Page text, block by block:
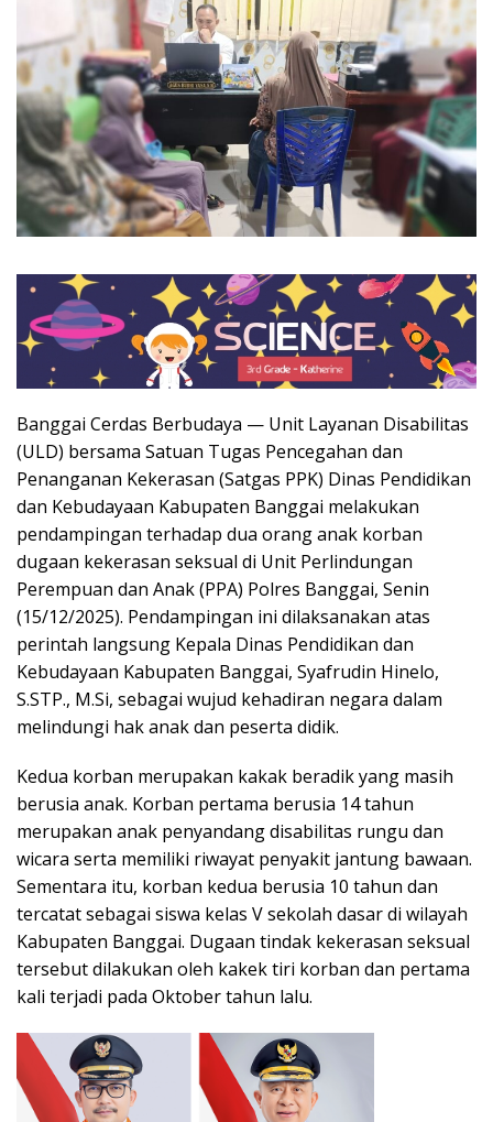
Banggai Cerdas Berbudaya — Unit Layanan Disabilitas
(ULD) bersama Satuan Tugas Pencegahan dan
Penanganan Kekerasan (Satgas PPK) Dinas Pendidikan
dan Kebudayaan Kabupaten Banggai melakukan
pendampingan terhadap dua orang anak korban
dugaan kekerasan seksual di Unit Perlindungan
Perempuan dan Anak (PPA) Polres Banggai, Senin
(15/12/2025). Pendampingan ini dilaksanakan atas
perintah langsung Kepala Dinas Pendidikan dan
Kebudayaan Kabupaten Banggai, Syafrudin Hinelo,
S.STP., M.Si, sebagai wujud kehadiran negara dalam
melindungi hak anak dan peserta didik.
Kedua korban merupakan kakak beradik yang masih
berusia anak. Korban pertama berusia 14 tahun
merupakan anak penyandang disabilitas rungu dan
wicara serta memiliki riwayat penyakit jantung bawaan.
Sementara itu, korban kedua berusia 10 tahun dan
tercatat sebagai siswa kelas V sekolah dasar di wilayah
Kabupaten Banggai. Dugaan tindak kekerasan seksual
tersebut dilakukan oleh kakek tiri korban dan pertama
kali terjadi pada Oktober tahun lalu.